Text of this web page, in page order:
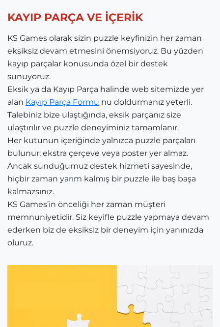
KAYIP PARÇA VE İÇERİK
KS Games olarak sizin puzzle keyfinizin her zaman
eksiksiz devam etmesini önemsiyoruz. Bu yüzden
kayıp parçalar konusunda özel bir destek
sunuyoruz.
Eksik ya da Kayıp Parça halinde web sitemizde yer
alan Kayıp Parça Formu nu doldurmanız yeterli.
Talebiniz bize ulaştığında, eksik parçanız size
ulaştırılır ve puzzle deneyiminiz tamamlanır.
Her kutunun içeriğinde yalnızca puzzle parçaları
bulunur; ekstra çerçeve veya poster yer almaz.
Ancak sunduğumuz destek hizmeti sayesinde,
hiçbir zaman yarım kalmış bir puzzle ile baş başa
kalmazsınız.
KS Games’in önceliği her zaman müşteri
memnuniyetidir. Siz keyifle puzzle yapmaya devam
ederken biz de eksiksiz bir deneyim için yanınızda
oluruz.